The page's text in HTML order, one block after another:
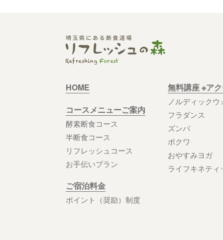
HOME
コースメニューご案内
酵素断食コース
半断食コース
リフレッシュコース
お手伝いプラン
ご宿泊料金
ポイント（奨励）制度
無料講座 ※ア
ノルディック
フラダンス
ズンバ
ボクワ
おやすみヨガ
ライフキネティ